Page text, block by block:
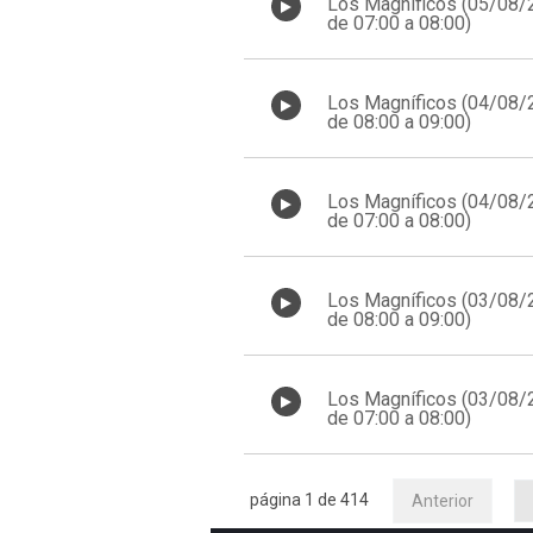
de 07:00 a 08:00)
Los Magníficos (04/08/
de 08:00 a 09:00)
Los Magníficos (04/08/
de 07:00 a 08:00)
Los Magníficos (03/08/
de 08:00 a 09:00)
Los Magníficos (03/08/
de 07:00 a 08:00)
Anterior
página 1 de 414